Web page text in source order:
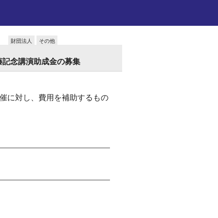
財団法人 その他
念講演助成金の募集
に対し、費用を補助するもの